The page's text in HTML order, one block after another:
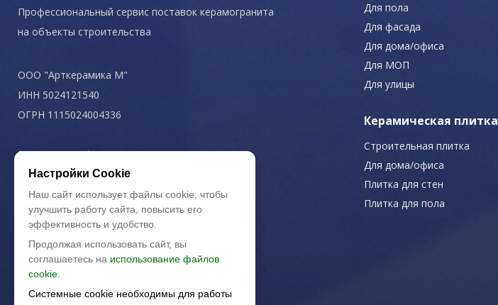
Профессиональный сервис поставок керамогранита
на объекты строительства
ООО "Арткерамика М"
ИНН 5024121540
ОГРН 1115024004336
Политика конфиденциальности
Для пола
Для фасада
Для дома/офиса
Для МОП
Для улицы
Керамическая плитка
Строительная плитка
Для дома/офиса
Плитка для стен
Плитка для пола
Настройки Cookie
Наш сайт использует файлы cookie, чтобы
улучшить работу сайта, повысить его
эффективность и удобство.
Продолжая использовать сайт, вы
соглашаетесь на использование файлов
cookie.
Системные cookie необходимы для работы